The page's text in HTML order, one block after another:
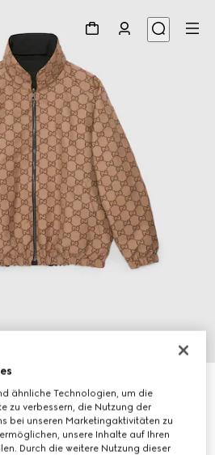
Canvas
ähnliche Technologien, um die
zu verbessern, die Nutzung der
bei unseren Marketingaktivitäten zu
unsere Inhalte auf Ihren
Durch die weitere Nutzung dieser